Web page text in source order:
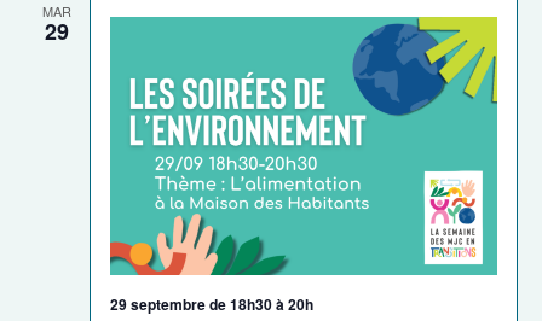
MAR
29
29 septembre de 18h30à20h